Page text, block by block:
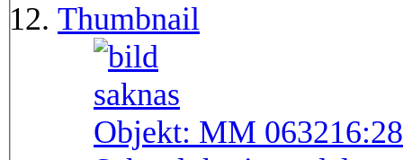
Thumbnail
Objekt: MM